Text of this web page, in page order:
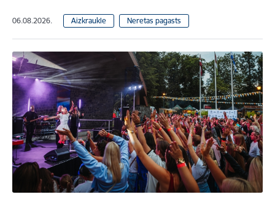
06.08.2026. Aizkraukle Neretas pagasts